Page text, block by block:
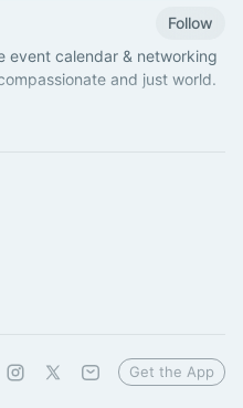
Follow
event calendar & networking
and just world.
Get the App